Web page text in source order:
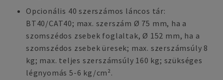
Opcionális 40 szerszámos láncos tár:
BT40/CAT40; max. szerszám Ø 75 mm, ha a
szomszédos zsebek foglaltak, Ø 152 mm, ha a
szomszédos zsebek üresek; max. szerszámsúly 8
kg; max. teljes szerszámsúly 160 kg; szükséges
légnyomás 5-6 kg/cm².